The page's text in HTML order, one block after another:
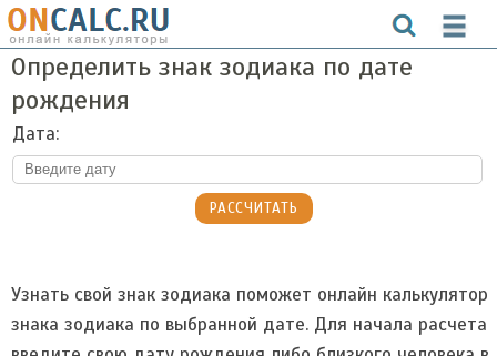
Определить знак зодиака по дате
рождения
Дата:
Узнать свой знак зодиака поможет онлайн калькулятор
знака зодиака по выбранной дате. Для начала расчета